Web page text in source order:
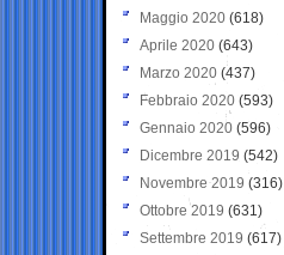
Maggio 2020 (618)
Aprile 2020 (643)
Marzo 2020 (437)
Febbraio 2020 (593)
Gennaio 2020 (596)
Dicembre 2019 (542)
Novembre 2019 (316)
Ottobre 2019 (631)
Settembre 2019 (617)